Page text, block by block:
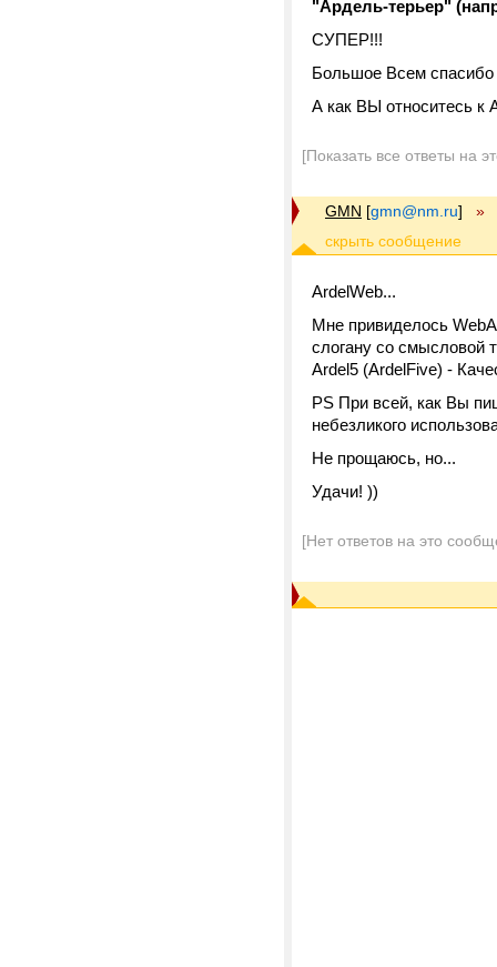
"Ардель-терьер"
CУПЕР!!!
Большое Всем спасибо
А как ВЫ относитесь к
[Показать все ответы на
GMN [gmn@nm.ru] »
ArdelWeb...
Мне привиделось
слогану со смысловой
Ardel5 (ArdelFive) -
PS При всей, как Вы
небезликого
Не прощаюсь, но...
Удачи! ))
[Нет ответов на это